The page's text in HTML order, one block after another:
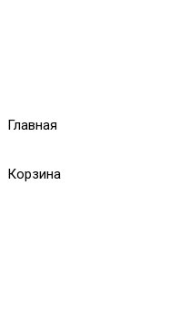
Главная
Корзина